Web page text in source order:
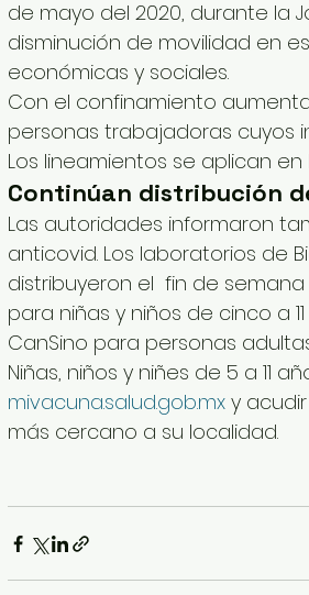
de mayo del 2020, durante la
disminución de movilidad en
económicas y sociales.
Con el confinamiento
personas trabajadoras cuyos
Los lineamientos se aplican
Continúan distribución
Las autoridades informaron
anticovid. Los laboratorios de
distribuyeron el  fin de
para niñas y niños de cinco a
CanSino para personas
Niñas, niños y niñes de 5 a 11
mivacuna.salud.gob.mx y
más cercano a su localidad.